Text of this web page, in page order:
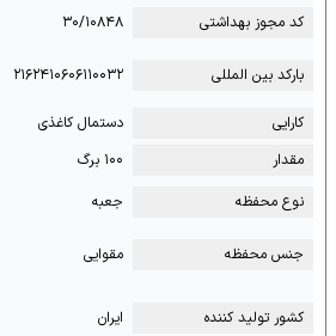
کد مجوز بهداشتی ۳۰/۱۰۸۴۸
بارکد بین المللی ۲۱۶۲۴۱۰۶۰۶۱۱۰۰۳۲
کارایی
دستمال کاغذی
مقدار
۱۰۰ برگ
نوع محفظه
جعبه
جنس محفظه مقوایی
کشور تولید کننده ایران